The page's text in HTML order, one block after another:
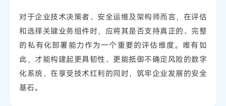
对于企业技术决策者、安全运维及架构师而言，在评估
和选择关键业务组件时，应将其是否支持真正的、完整
的私有化部署能力作为一个重要的评估维度。唯有如
此，才能构建起更具韧性、更能抵御不确定风险的数字
化系统，在享受技术红利的同时，筑牢企业发展的安全
基石。